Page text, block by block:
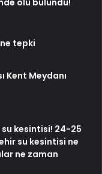
tepki
Kent Meydanı
su kesintisi! 24-25
su kesintisi ne
ne zaman